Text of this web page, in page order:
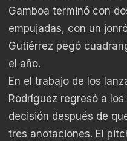
Gamboa terminó con
empujadas, con un
Gutiérrez pegó
el año.
En el trabajo de los
Rodríguez regresó a
decisión después de
tres anotaciones. El